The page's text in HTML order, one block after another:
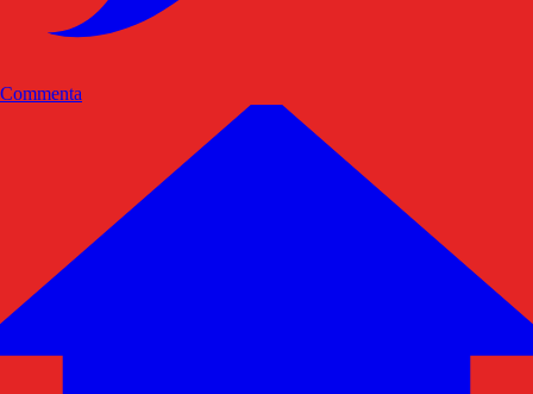
Commenta